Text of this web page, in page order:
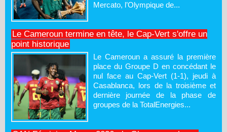
Mercato, l’Olympique de...
Le Cameroun termine en tête, le Cap-Vert s'offre un
point historique
Le Cameroun a assuré la première
place du Groupe D en concédant le
nul face au Cap-Vert (1-1), jeudi à
Casablanca, lors de la troisième et
dernière journée de la phase de
groupes de la TotalEnergies...